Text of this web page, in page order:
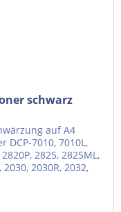
schwarz
auf A4
DCP-7010, 7010L,
2825, 2825ML,
2030R, 2032,